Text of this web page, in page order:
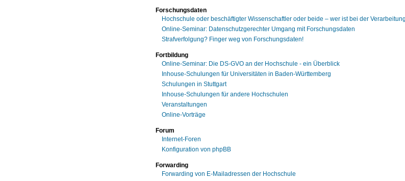
Forschungsdaten
Hochschule oder beschäftigter Wissenschaftler oder beide – wer ist bei der
Online-Seminar: Datenschutzgerechter Umgang mit Forschungsdaten
Strafverfolgung? Finger weg von Forschungsdaten!
Fortbildung
Online-Seminar: Die DS-GVO an der Hochschule - ein Überblick
Inhouse-Schulungen für Universitäten in Baden-Württemberg
Schulungen in Stuttgart
Inhouse-Schulungen für andere Hochschulen
Veranstaltungen
Online-Vorträge
Forum
Internet-Foren
Konfiguration von phpBB
Forwarding
Forwarding von E-Mailadressen der Hochschule